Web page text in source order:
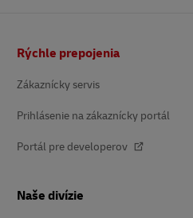
Rýchle prepojenia
Zákaznícky servis
Prihlásenie na zákaznícky portál
Portál pre developerov
Naše divízie